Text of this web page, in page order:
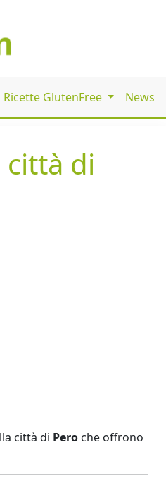
Ricette GlutenFree News
di
città di Pero che offrono